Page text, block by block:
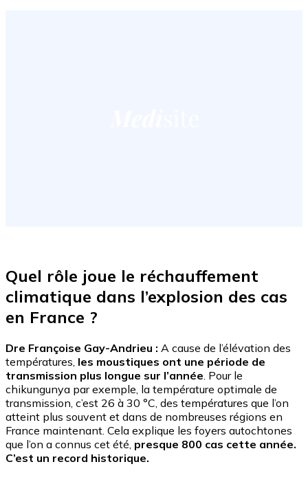
Quel rôle joue le réchauffement
climatique dans l’explosion des cas
en France ?
Dre Françoise Gay-Andrieu : A cause de l’élévation des
températures, les moustiques ont une période de
transmission plus longue sur l’année . Pour le
chikungunya par exemple, la température optimale de
transmission, c’est 26 à 30 °C, des températures que l’on
atteint plus souvent et dans de nombreuses régions en
France maintenant. Cela explique les foyers autochtones
que l’on a connus cet été, presque 800 cas cette année.
C’est un record historique.